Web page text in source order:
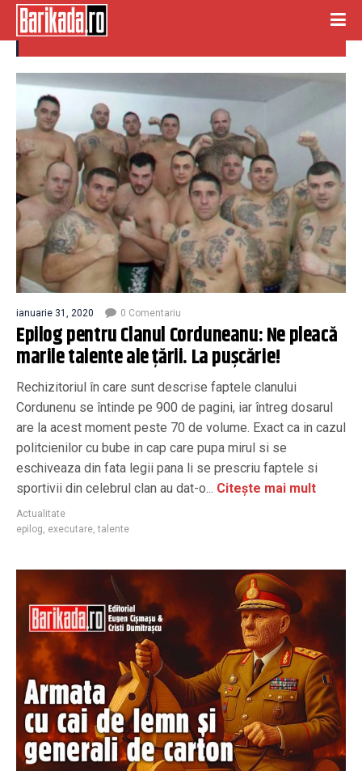
talente
ianuarie 31, 2020 0 Comentariu
Epilog pentru Clanul Corduneanu: Ne pleacă
marile talente ale țării. La pușcărie!
Rechizitoriul în care sunt descrise faptele clanului
Cordunenu se întinde pe 900 de pagini, iar întreg dosarul
are la acest moment peste 70 de volume. Exact ca in cazul
politcienilor cu bube in cap care pupa mirul si se
eschiveaza din fata legii pana li se prescriu faptele si
sportivii din celebrul clan au dat-o... Citește mai mult
Actualitate
epilog, executare,talente